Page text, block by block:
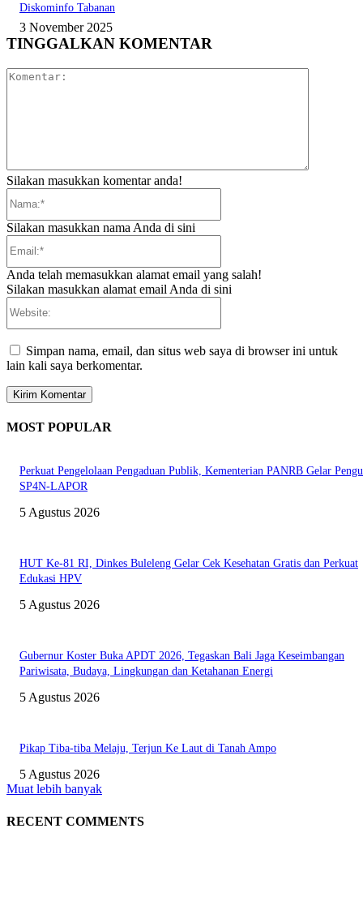
Diskominfo Tabanan
3 November 2025
TINGGALKAN KOMENTAR
Silakan masukkan komentar anda!
Silakan masukkan nama Anda di sini
Anda telah memasukkan alamat email yang salah!
Silakan masukkan alamat email Anda di sini
Simpan nama, email, dan situs web saya di browser ini untuk
lain kali saya berkomentar.
MOST POPULAR
Perkuat Pengelolaan Pengaduan Publik, Kementerian PANRB Gelar
SP4N-LAPOR
5 Agustus 2026
HUT Ke-81 RI, Dinkes Buleleng Gelar Cek Kesehatan Gratis dan Perkuat
Edukasi HPV
5 Agustus 2026
Gubernur Koster Buka APDT 2026, Tegaskan Bali Jaga Keseimbangan
Pariwisata, Budaya, Lingkungan dan Ketahanan Energi
5 Agustus 2026
Pikap Tiba-tiba Melaju, Terjun Ke Laut di Tanah Ampo
5 Agustus 2026
Muat lebih banyak
RECENT COMMENTS